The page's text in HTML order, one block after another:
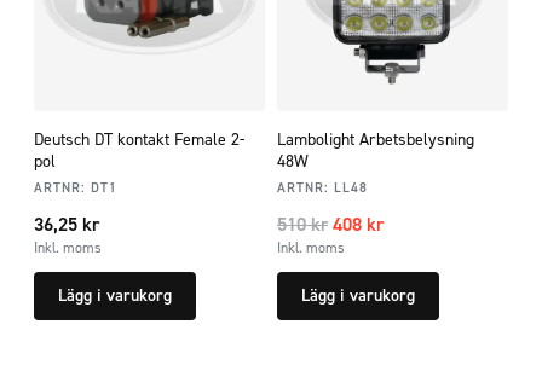
Deutsch DT kontakt Female 2-
pol
ARTNR: DT1
36,25 kr
Inkl. moms
Lägg i varukorg
Lambolight Arbetsbelysning
48W
ARTNR: LL48
510kr408 kr
Inkl. moms
Lägg i varukorg